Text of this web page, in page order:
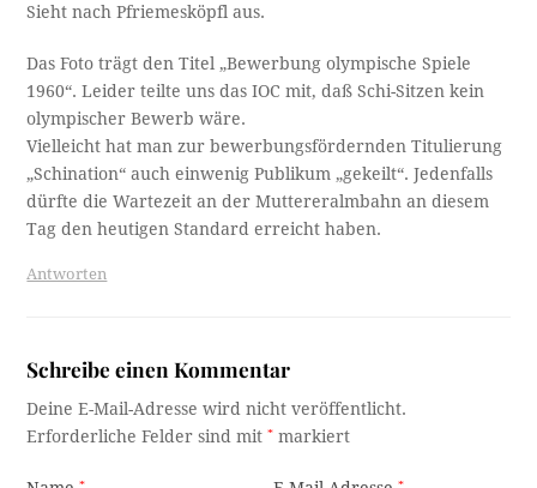
Sieht nach Pfriemesköpfl aus.
Das Foto trägt den Titel „Bewerbung olympische Spiele
1960“. Leider teilte uns das IOC mit, daß Schi-Sitzen kein
olympischer Bewerb wäre.
Vielleicht hat man zur bewerbungsfördernden Titulierung
„Schination“ auch einwenig Publikum „gekeilt“. Jedenfalls
dürfte die Wartezeit an der Muttereralmbahn an diesem
Tag den heutigen Standard erreicht haben.
Antworten
Schreibe einen Kommentar
Deine E-Mail-Adresse wird nicht veröffentlicht.
Erforderliche Felder sind mit* markiert
* *